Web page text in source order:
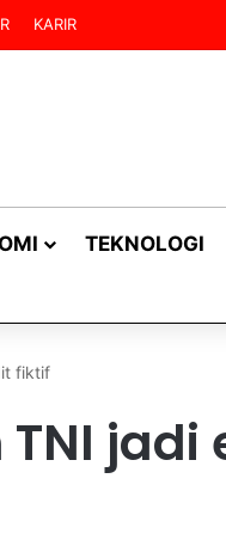
KARIR
TEKNOLOGI
fiktif
jadi